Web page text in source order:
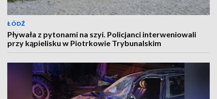
ŁÓDŹ
Pływała z pytonami na szyi. Policjanci interweniowali
przy kąpielisku w Piotrkowie Trybunalskim